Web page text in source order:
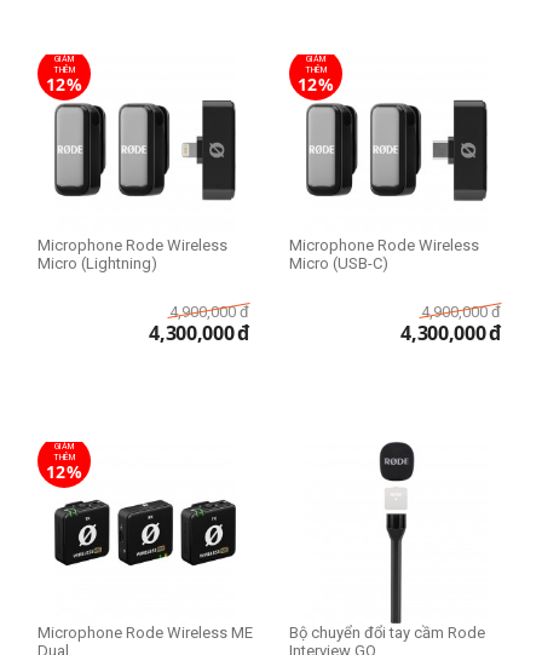
GIẢM
THÊM
12%
Microphone Rode Wireless
Micro (Lightning)
4,900,000 đ
4,300,000đ
GIẢM
THÊM
12%
Microphone Rode Wireless
Micro (USB-C)
4,900,000 đ
4,300,000đ
GIẢM
THÊM
12%
Microphone Rode Wireless ME
Dual
Bộ chuyển đổi tay cầm Rode
Interview GO